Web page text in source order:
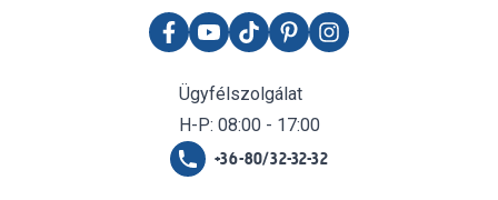
Ügyfélszolgálat
H-P: 08:00 - 17:00
+36-80/32-32-32